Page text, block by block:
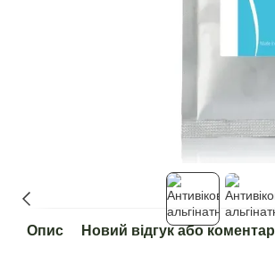
Опис Новий відгук або коментар